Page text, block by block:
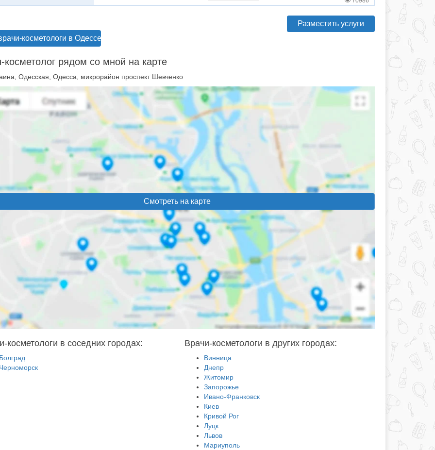
косметологи в Одессе
Разместить услуги
косметолог рядом со мной на карте
Одесская, Одесса, микрорайон проспект Шевченко
Смотреть на карте
косметологи в соседних городах: Врачи-косметологи в других городах:
Винница
Днепр
Житомир
Запорожье
Ивано-Франковск
Киев
Кривой Рог
Луцк
Львов
Мариуполь